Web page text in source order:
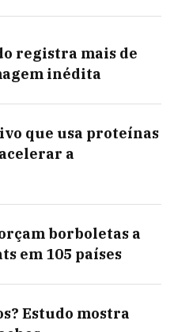
registra mais de
inédita
que usa proteínas
a
borboletas a
em 105 países
Estudo mostra